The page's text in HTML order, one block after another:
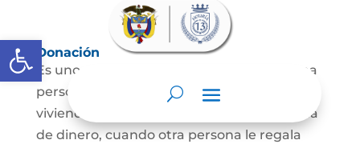
Abrir barra de herramientas
Donación
Es uno de los contratos cuyo fin es que una
persona se convierta en dueña de una
vivienda, lote, finca, mueble o de una suma
de dinero, cuando otra persona le regala